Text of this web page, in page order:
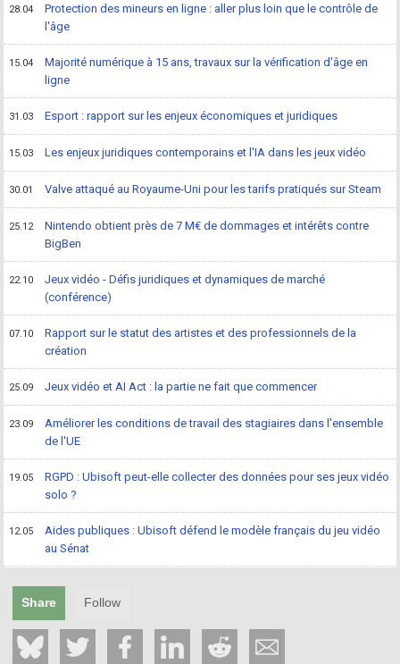
28.04
Protection des mineurs en ligne : aller plus loin que le contrôle de
l'âge
15.04
Majorité numérique à 15 ans, travaux sur la vérification d'âge en
ligne
31.03 Esport : rapport sur les enjeux économiques et juridiques
15.03 Les enjeux juridiques contemporains et l'IA dans les jeux vidéo
30.01 Valve attaqué au Royaume-Uni pour les tarifs pratiqués sur Steam
25.12
Nintendo obtient près de 7 M€ de dommages et intérêts contre
BigBen
22.10
Jeux vidéo - Défis juridiques et dynamiques de marché
(conférence)
07.10
Rapport sur le statut des artistes et des professionnels de la
création
25.09 Jeux vidéo et AI Act : la partie ne fait que commencer
23.09
Améliorer les conditions de travail des stagiaires dans l'ensemble
de l'UE
19.05
RGPD : Ubisoft peut-elle collecter des données pour ses jeux vidéo
solo ?
12.05
Aides publiques : Ubisoft défend le modèle français du jeu vidéo
au Sénat
Share Follow